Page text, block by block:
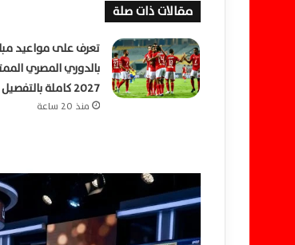
مقالات ذات صلة
تعرف على مواعيد
2027 كاملة بالتفصيل اليوم
منذ 20 ساعة